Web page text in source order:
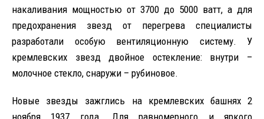
накаливания мощностью от 3700 до 5000 ватт, а для
предохранения звезд от перегрева специалисты
разработали особую вентиляционную систему. У
кремлевских звезд двойное остекление: внутри –
молочное стекло, снаружи – рубиновое.
Новые звезды зажглись на кремлевских башнях 2
ноября 1937 года. Для равномерного и яркого